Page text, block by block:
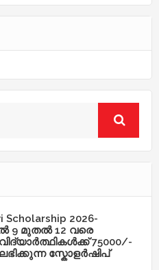
Scholarship 2026-
9 മുതൽ 12 വരെ
75000/-
സ്കോളർഷിപ്